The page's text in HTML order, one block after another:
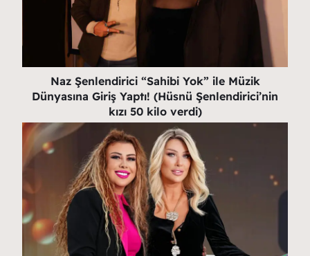
Naz Şenlendirici “Sahibi Yok” ile Müzik
Dünyasına Giriş Yaptı! (Hüsnü Şenlendirici’nin
kızı 50 kilo verdi)